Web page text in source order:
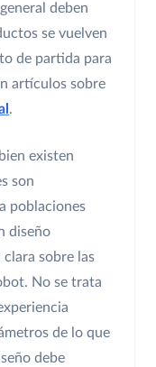
deben
se vuelven
de partida para
artículos sobre
.
existen
son
poblaciones
diseño
sobre las
No se trata
de lo que
debe